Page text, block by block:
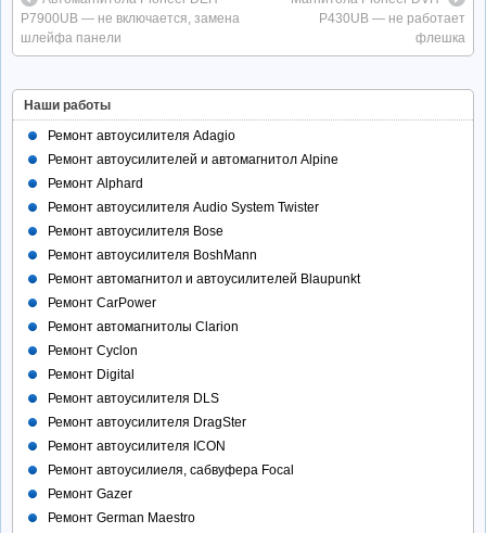
P7900UB — не включается, замена
шлейфа панели
P430UB — не работает
флешка
Наши работы
Ремонт автоусилителя Adagio
Ремонт автоусилителей и автомагнитол Alpine
Ремонт Alphard
Ремонт автоусилителя Audio System Twister
Ремонт автоусилителя Bose
Ремонт автоусилителя BoshMann
Ремонт автомагнитол и автоусилителей Blaupunkt
Ремонт CarPower
Ремонт автомагнитолы Clarion
Ремонт Cyclon
Ремонт Digital
Ремонт автоусилителя DLS
Ремонт автоусилителя DragSter
Ремонт автоусилителя ICON
Ремонт автоусилиеля, сабвуфера Focal
Ремонт Gazer
Ремонт German Maestro